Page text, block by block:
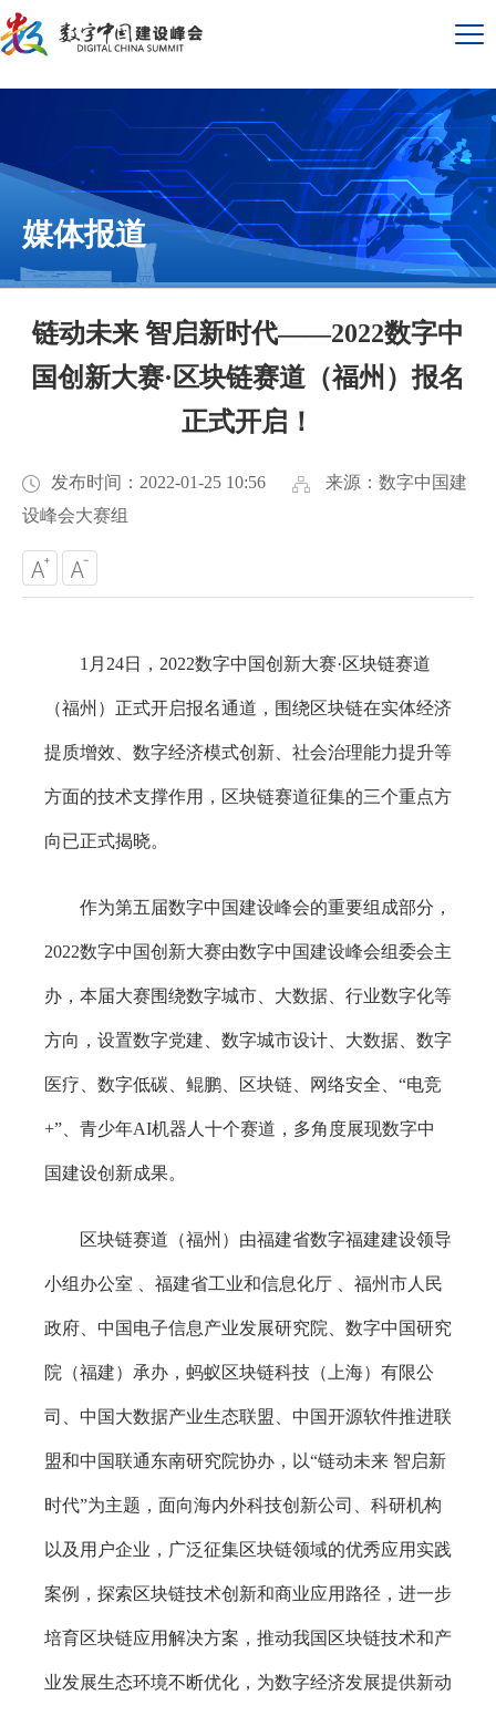
媒体报道
链动未来 智启新时代——2022数字中
国创新大赛·区块链赛道（福州）报名
正式开启！
发布时间：2022-01-25 10:56
来源：数字中国建
设峰会大赛组
1月24日，2022数字中国创新大赛·区块链赛道
（福州）正式开启报名通道，围绕区块链在实体经济
提质增效、数字经济模式创新、社会治理能力提升等
方面的技术支撑作用，区块链赛道征集的三个重点方
向已正式揭晓。
作为第五届数字中国建设峰会的重要组成部分，
2022数字中国创新大赛由数字中国建设峰会组委会主
办，本届大赛围绕数字城市、大数据、行业数字化等
方向，设置数字党建、数字城市设计、大数据、数字
医疗、数字低碳、鲲鹏、区块链、网络安全、“电竞
+”、青少年AI机器人十个赛道，多角度展现数字中
国建设创新成果。
区块链赛道（福州）由福建省数字福建建设领导
小组办公室 、福建省工业和信息化厅 、福州市人民
政府、中国电子信息产业发展研究院、数字中国研究
院（福建）承办，蚂蚁区块链科技（上海）有限公
司、中国大数据产业生态联盟、中国开源软件推进联
盟和中国联通东南研究院协办，以“链动未来 智启新
时代”为主题，面向海内外科技创新公司、科研机构
以及用户企业，广泛征集区块链领域的优秀应用实践
案例，探索区块链技术创新和商业应用路径，进一步
培育区块链应用解决方案，推动我国区块链技术和产
业发展生态环境不断优化，为数字经济发展提供新动